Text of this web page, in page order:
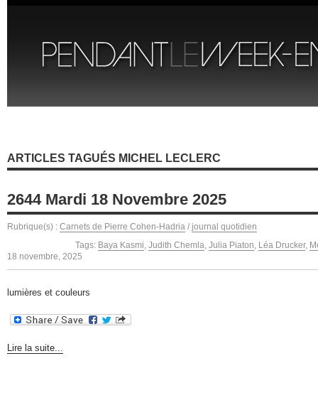
ARTICLES TAGUÉS MICHEL LECLERC
2644 Mardi 18 Novembre 2025
Rubrique(s) : Carnets de Pierre Cohen-Hadria / journal quotidien
Tags: Baya Kasmi, Judith Chemla, Julia Piaton, Léa Drucker,
18 novembre, 2025
lumières et couleurs
Lire la suite...